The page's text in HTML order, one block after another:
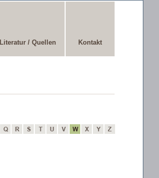
Literatur / Quellen Kontakt